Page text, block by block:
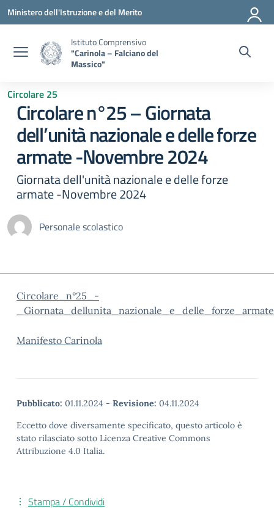
Vai ai contenuti
Vai al menu di navigazione
Vai al footer
Ministero dell'Istruzione e del Merito
Istituto Comprensivo
"Carinola – Falciano del
Massico"
Circolare 25
Circolare n°25 – Giornata
dell’unità nazionale e delle forze
armate -Novembre 2024
Giornata dell'unità nazionale e delle forze
armate -Novembre 2024
Personale scolastico
Circolare_n°25_-
Manifesto Carinola
Pubblicato: 01.11.2024 - Revisione: 04.11.2024
Eccetto dove diversamente specificato, questo articolo è
stato rilasciato sotto Licenza Creative Commons
Attribuzione 4.0 Italia.
Stampa / Condividi